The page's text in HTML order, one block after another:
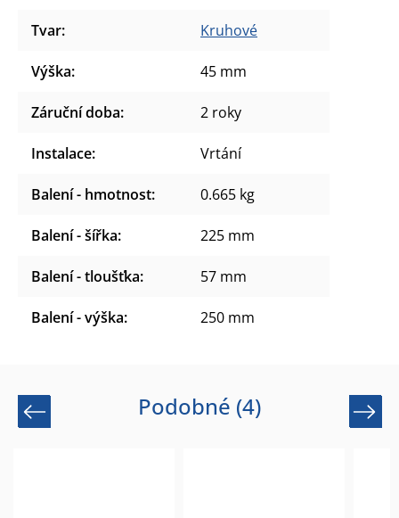
Tvar: Kruhové
Výška: 45 mm
Záruční doba: 2 roky
Instalace: Vrtání
Balení - hmotnost: 0.665 kg
Balení - šířka: 225 mm
Balení - tloušťka: 57 mm
Balení - výška: 250 mm
Podobné (4)
Previous Next